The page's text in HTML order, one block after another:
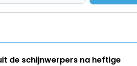
de schijnwerpers na heftige